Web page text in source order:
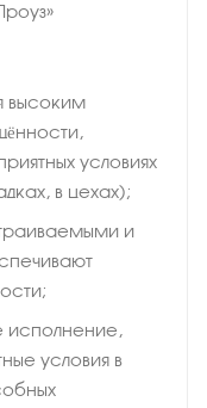
высоким
условиях
в цехах);
и
условия в